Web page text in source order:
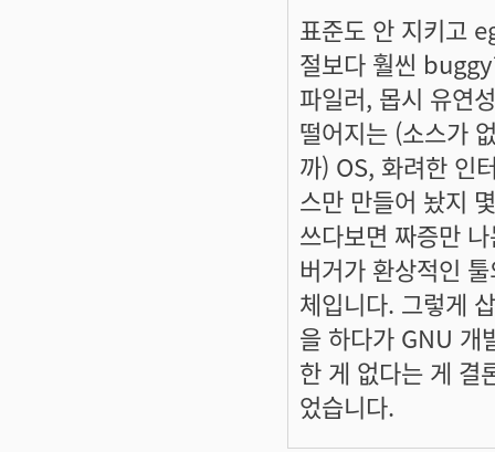
표준도 안 지키고
절보다 훨씬
파일러, 몹시 유연
떨어지는 (소스가
까) OS, 화려한 인
스만 만들어 놨지
쓰다보면 짜증만
버거가 환상적인
체입니다. 그렇게
을 하다가 GNU 개
한 게 없다는 게 결
었습니다.